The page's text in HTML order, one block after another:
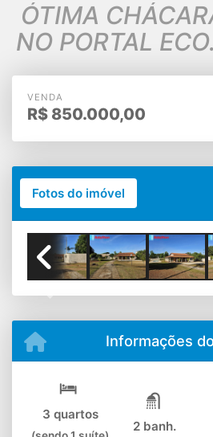
ÓTIMA
NO PORTAL
VENDA
R$ 850.000,00
Fotos do imóvel
Informações
3 quartos
2 banh.